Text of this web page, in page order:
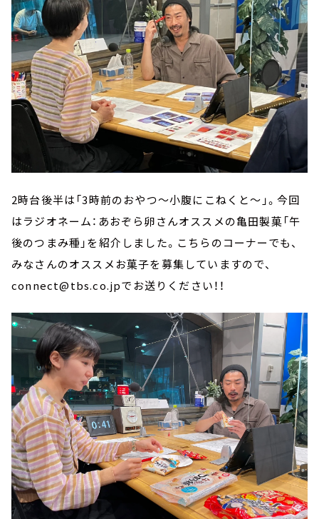
2時台後半は「3時前のおやつ～小腹にこねくと～」。今回
はラジオネーム：あおぞら卵さんオススメの亀田製菓「午
後のつまみ種」を紹介しました。こちらのコーナーでも、
みなさんのオススメお菓子を募集していますので、
connect@tbs.co.jpでお送りください！！